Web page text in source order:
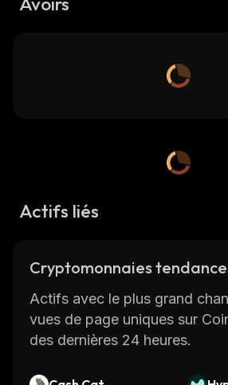
Actifs liés
Cryptomonnaies
Actifs avec le plus grand
vues de page uniques sur
des dernières 24 heures.